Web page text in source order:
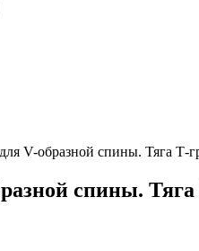
V-образной спины. Тяга Т-
спины.